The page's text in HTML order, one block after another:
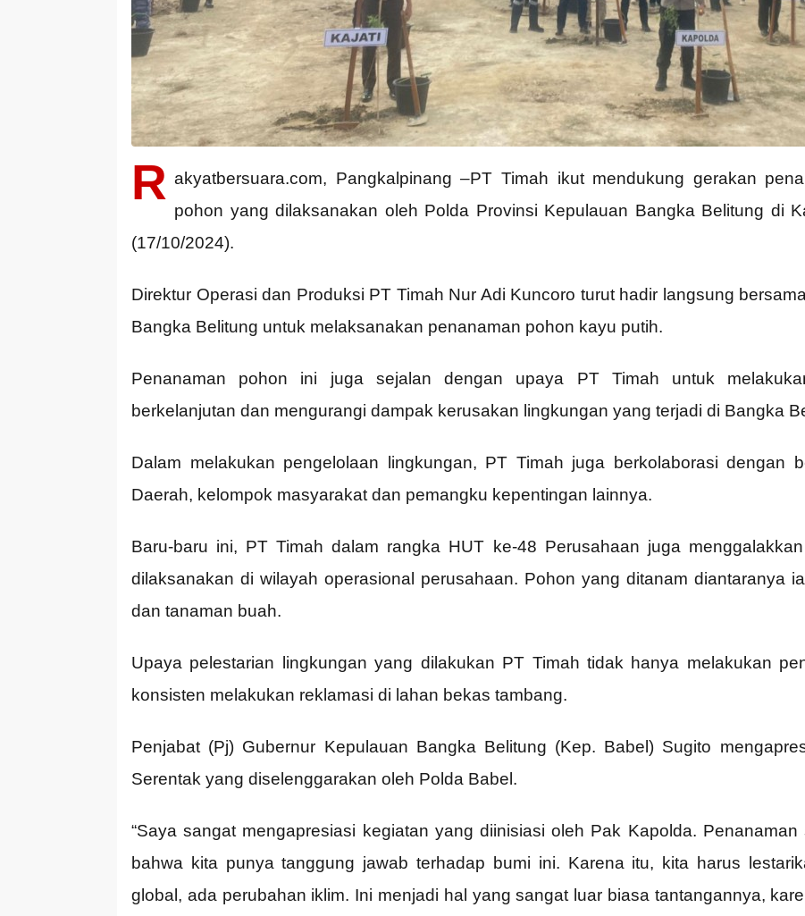
R akyatbersuara.com, Pangkalpinang –PT Timah ikut mendukung gerakan
pohon yang dilaksanakan oleh Polda Provinsi Kepulauan Bangka Belitung di
(17/10/2024).
Direktur Operasi dan Produksi PT Timah Nur Adi Kuncoro turut hadir langsung
Bangka Belitung untuk melaksanakan penanaman pohon kayu putih.
Penanaman pohon ini juga sejalan dengan upaya PT Timah untuk
berkelanjutan dan mengurangi dampak kerusakan lingkungan yang terjadi di Bangka
Dalam melakukan pengelolaan lingkungan, PT Timah juga berkolaborasi dengan
Daerah, kelompok masyarakat dan pemangku kepentingan lainnya.
Baru-baru ini, PT Timah dalam rangka HUT ke-48 Perusahaan juga
dilaksanakan di wilayah operasional perusahaan. Pohon yang ditanam diantaranya
dan tanaman buah.
Upaya pelestarian lingkungan yang dilakukan PT Timah tidak hanya melakukan
konsisten melakukan reklamasi di lahan bekas tambang.
Penjabat (Pj) Gubernur Kepulauan Bangka Belitung (Kep. Babel) Sugito
Serentak yang diselenggarakan oleh Polda Babel.
“Saya sangat mengapresiasi kegiatan yang diinisiasi oleh Pak Kapolda.
bahwa kita punya tanggung jawab terhadap bumi ini. Karena itu, kita harus
global, ada perubahan iklim. Ini menjadi hal yang sangat luar biasa tantangannya,